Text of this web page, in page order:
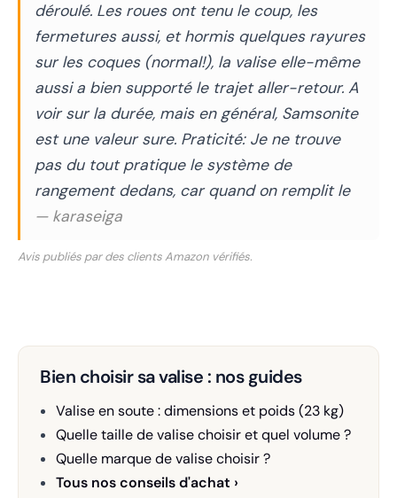
déroulé. Les roues ont tenu le coup, les
fermetures aussi, et hormis quelques rayures
sur les coques (normal!), la valise elle-même
aussi a bien supporté le trajet aller-retour. A
voir sur la durée, mais en général, Samsonite
est une valeur sure. Praticité: Je ne trouve
pas du tout pratique le système de
rangement dedans, car quand on remplit le
— karaseiga
Avis publiés par des clients Amazon vérifiés.
Bien choisir sa valise : nos guides
Valise en soute : dimensions et poids (23 kg)
Quelle taille de valise choisir et quel volume ?
Quelle marque de valise choisir ?
Tous nos conseils d'achat ›